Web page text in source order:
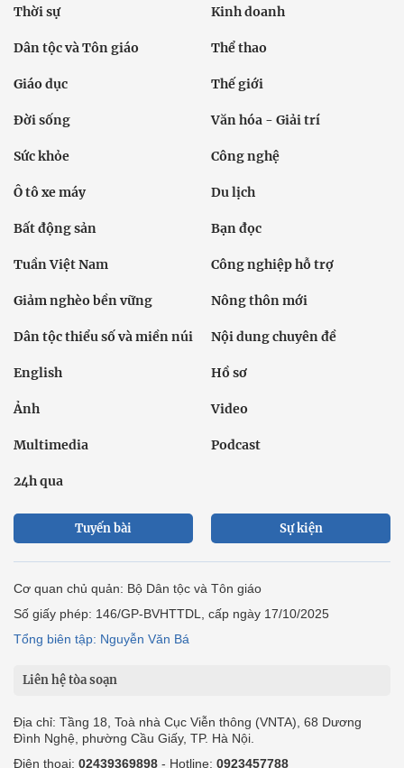
Thời sự Kinh doanh
Dân tộc và Tôn giáo Thể thao
Giáo dục Thế giới
Đời sống Văn hóa - Giải trí
Sức khỏe Công nghệ
Ô tô xe máy Du lịch
Bất động sản Bạn đọc
Tuần Việt Nam Công nghiệp hỗ trợ
Giảm nghèo bền vững Nông thôn mới
Dân tộc thiểu số và miền núi Nội dung chuyên đề
English Hồ sơ
Ảnh Video
Multimedia Podcast
24h qua
Tuyến bài Sự kiện
Cơ quan chủ quản: Bộ Dân tộc và Tôn giáo
Số giấy phép: 146/GP-BVHTTDL, cấp ngày 17/10/2025
Tổng biên tập: Nguyễn Văn Bá
Liên hệ tòa soạn
Địa chỉ: Tầng 18, Toà nhà Cục Viễn thông (VNTA), 68 Dương
Đình Nghệ, phường Cầu Giấy, TP. Hà Nội.
Điện thoại: 02439369898 - Hotline: 0923457788